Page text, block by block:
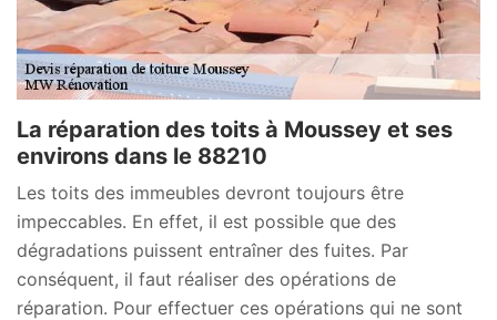
La réparation des toits à Moussey et ses
environs dans le 88210
Les toits des immeubles devront toujours être
impeccables. En effet, il est possible que des
dégradations puissent entraîner des fuites. Par
conséquent, il faut réaliser des opérations de
réparation. Pour effectuer ces opérations qui ne sont